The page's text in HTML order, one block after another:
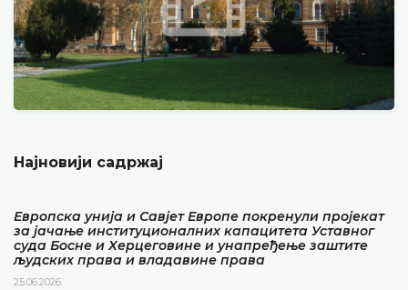
Најновији садржај
Европска унија и Савјет Европе покренули пројекат
за јачање институционалних капацитета Уставног
суда Босне и Херцеговине и унапређење заштите
људских права и владавине права
25.06.2026.